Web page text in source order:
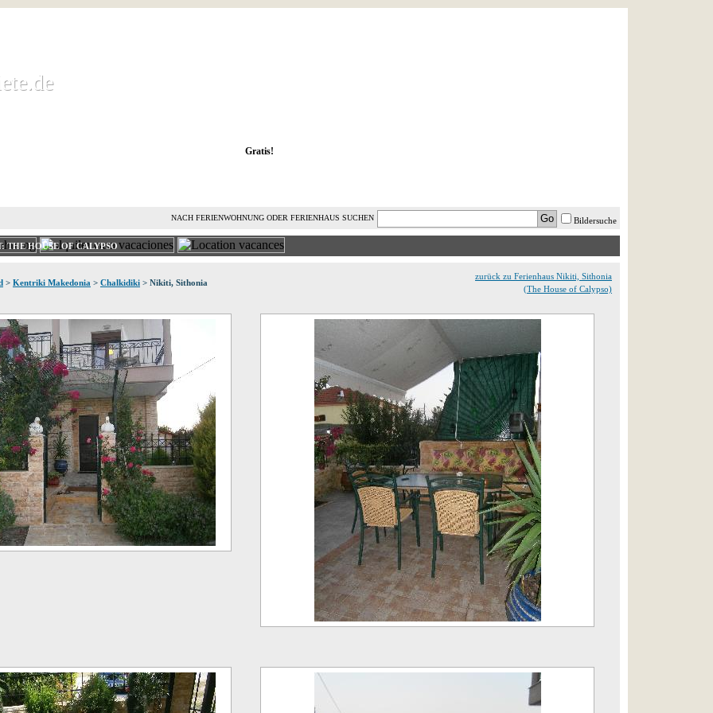
Gratis!
Bildersuche
NACH FERIENWOHNUNG ODER FERIENHAUS SUCHEN
THE HOUSE OF CALYPSO
> Kentriki Makedonia > Chalkidiki > Nikiti, Sithonia
zurück zu Ferienhaus Nikiti, Sithonia
(The House of Calypso)